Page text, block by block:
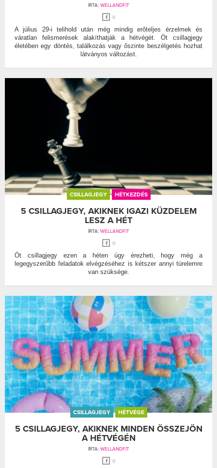
ÍRTA: WELLANDFIT
0
A július 29-i telihold után még mindig erőteljes érzelmek és
váratlan felismerések alakíthatják a hétvégét. Öt csillagjegy
életében egy döntés, találkozás vagy őszinte beszélgetés hozhat
látványos változást.
CSILLAGJEGY HÉTKEZDÉS
5 CSILLAGJEGY, AKIKNEK IGAZI KÜZDELEM
LESZ A HÉT
ÍRTA: WELLANDFIT
0
Öt csillagjegy ezen a héten úgy érezheti, hogy még a
legegyszerűbb feladatok elvégzéséhez is kétszer annyi türelemre
van szüksége.
CSILLAGJEGY HÉTVÉGE
5 CSILLAGJEGY, AKIKNEK MINDEN ÖSSZEJÖN
A HÉTVÉGÉN
ÍRTA: WELLANDFIT
0